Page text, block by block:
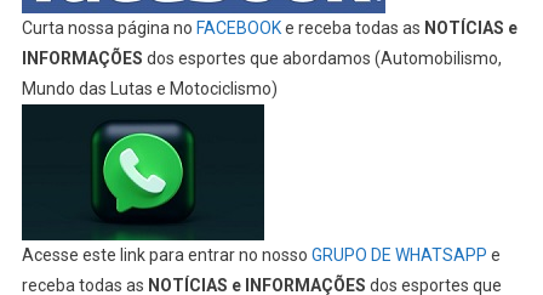
Curta nossa página no FACEBOOKe receba todas as NOTÍCIAS e
INFORMAÇÕES dos esportes que abordamos (Automobilismo,
Mundo das Lutas e Motociclismo)
Acesse este link para entrar no nosso GRUPO DE WHATSAPP e
receba todas as NOTÍCIAS e INFORMAÇÕES dos esportes que